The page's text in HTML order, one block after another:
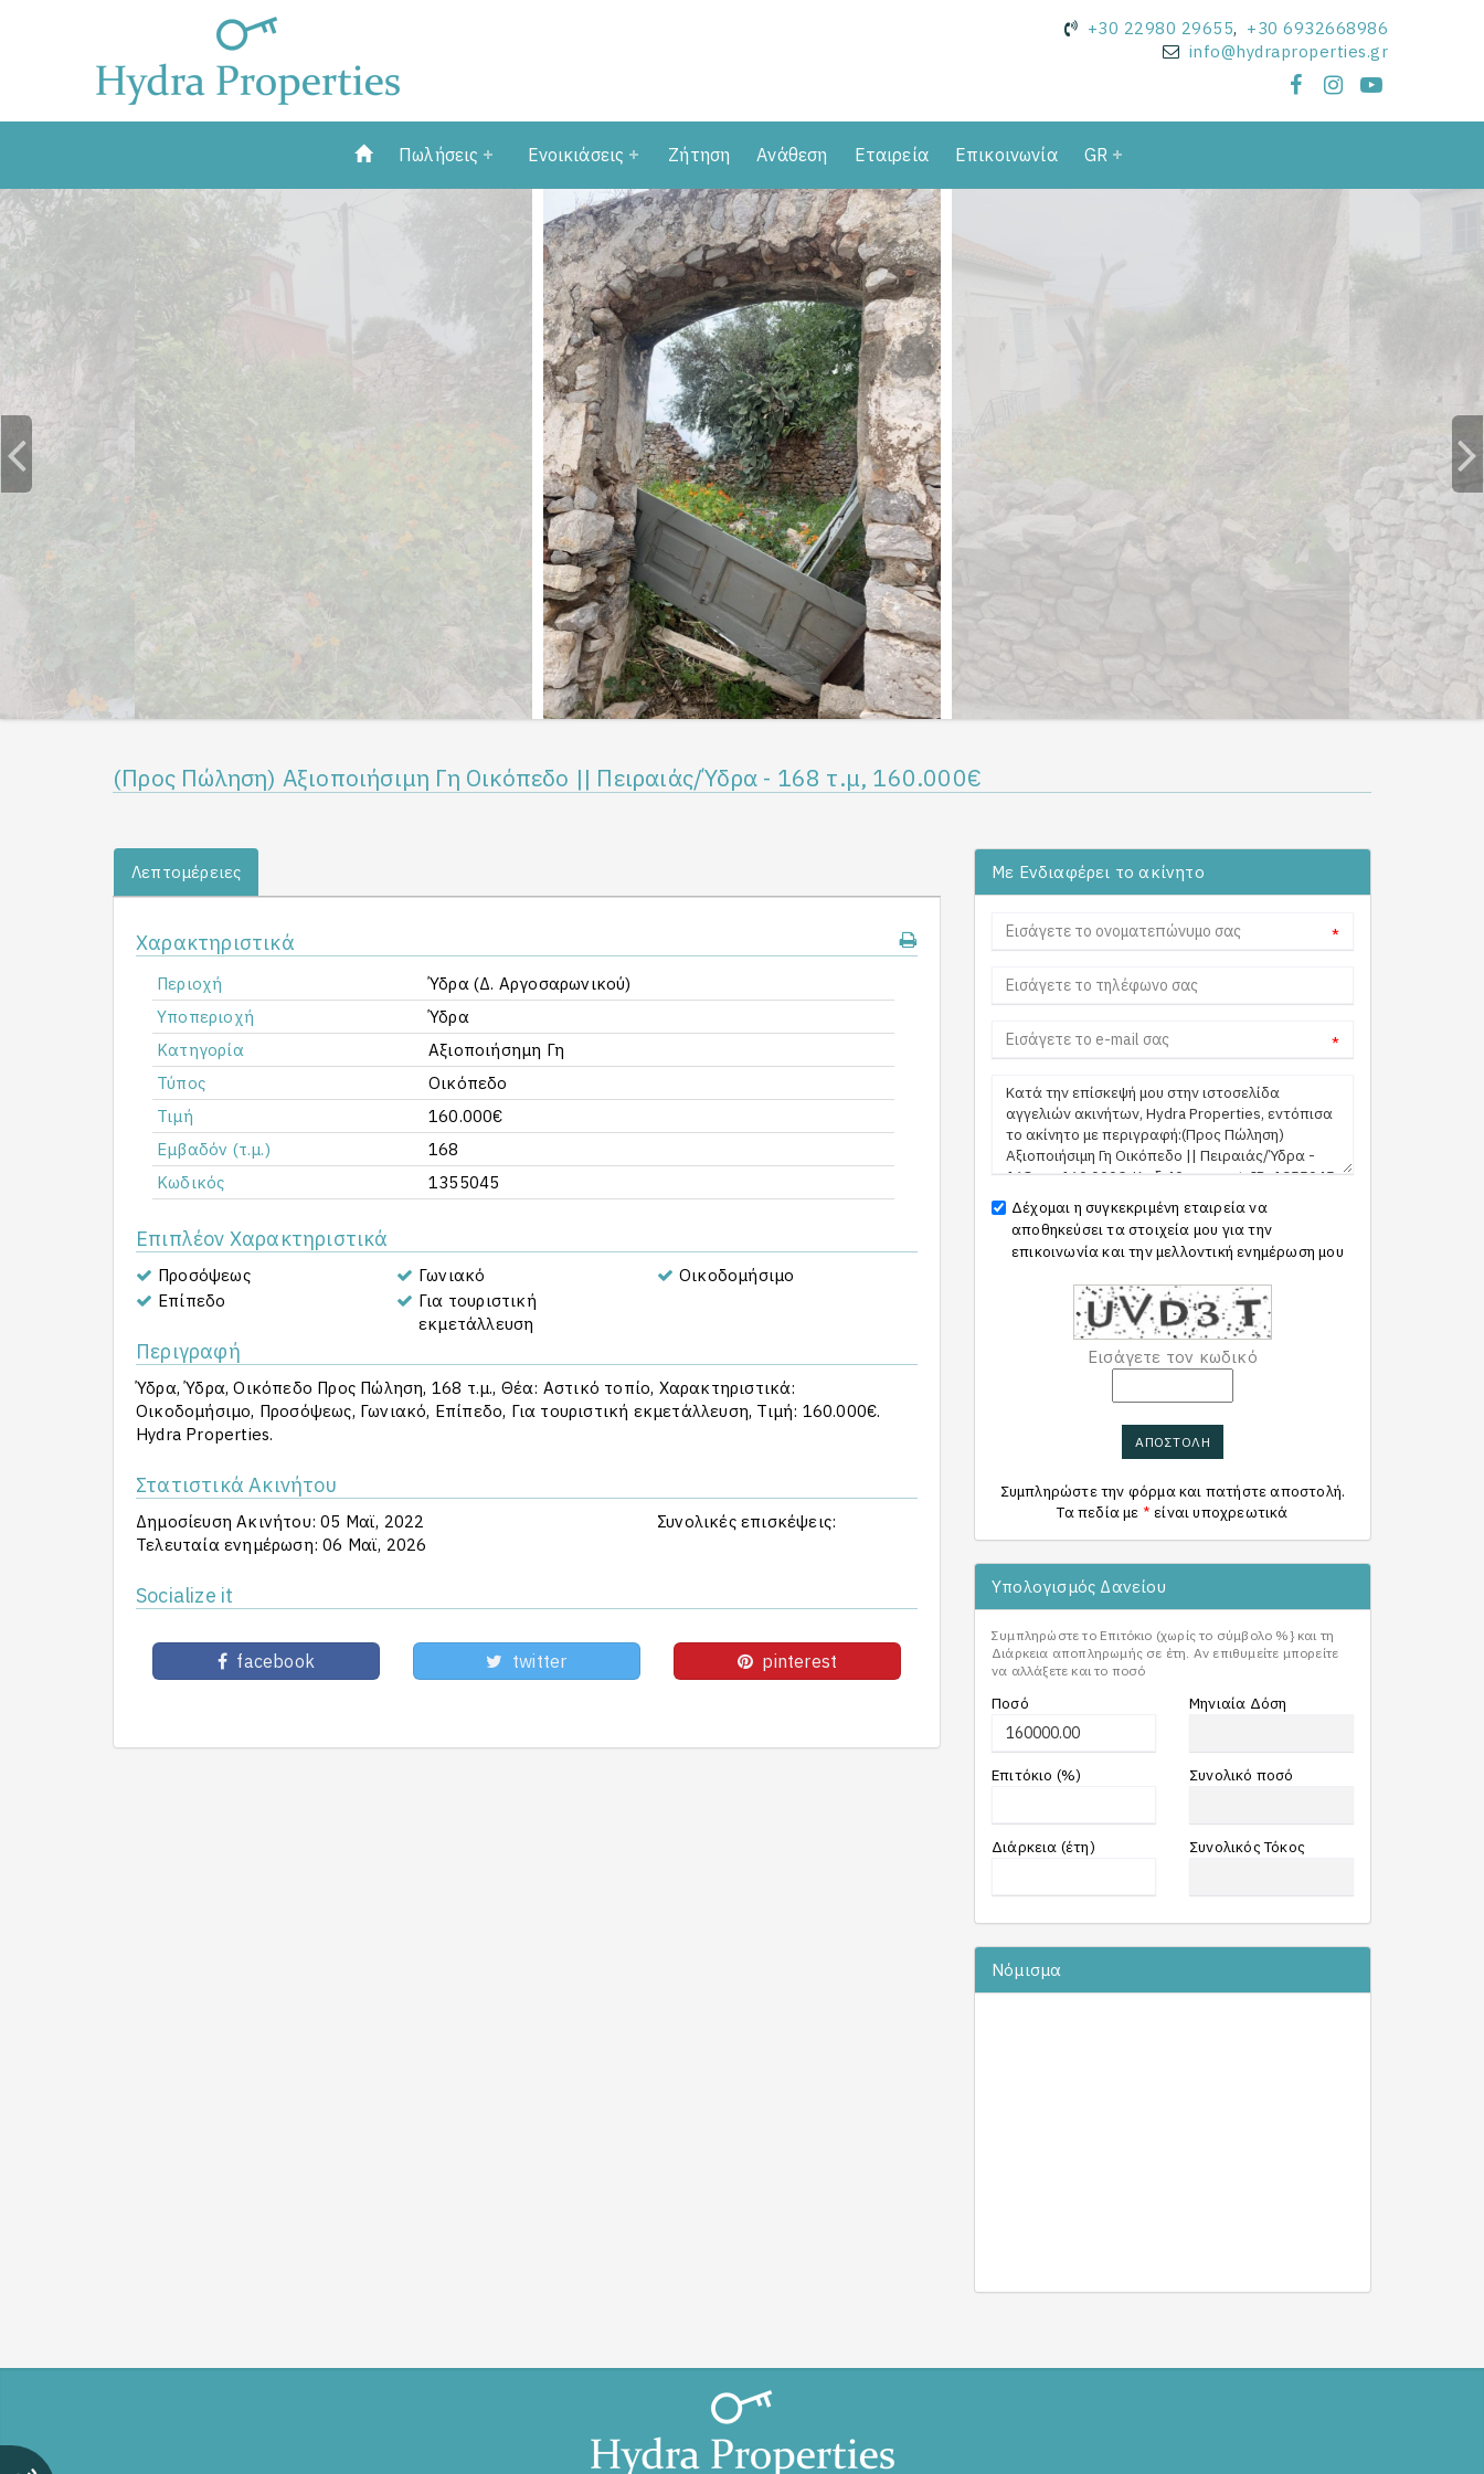
+30 22980 29655, +30 6932668986
info@hydraproperties.gr
Πωλήσεις Ενοικιάσεις Ζήτηση Ανάθεση Εταιρεία Επικοινωνία GR
(Προς Πώληση) Αξιοποιήσιμη Γη Οικόπεδο || Πειραιάς/Ύδρα - 168 τ.μ, 160.000€
Λεπτομέρειες
Χαρακτηριστικά
Περιοχή
Ύδρα (Δ. Αργοσαρωνικού)
Υποπεριοχή
Ύδρα
Κατηγορία
Αξιοποιήσημη Γη
Τύπος
Οικόπεδο
Τιμή
160.000€
Εμβαδόν (τ.μ.)
168
Κωδικός
1355045
Επιπλέον Χαρακτηριστικά
Προσόψεως Γωνιακό
Οικοδομήσιμο
Επίπεδο
Για τουριστική
εκμετάλλευση
Περιγραφή
Ύδρα, Ύδρα, Οικόπεδο Προς Πώληση, 168 τ.μ., Θέα: Αστικό τοπίο, Χαρακτηριστικά:
Οικοδομήσιμο, Προσόψεως, Γωνιακό, Επίπεδο, Για τουριστική εκμετάλλευση, Τιμή: 160.000€.
Hydra Properties.
Στατιστικά Ακινήτου
Δημοσίευση Ακινήτου: 05 Μαϊ, 2022
Τελευταία ενημέρωση: 06 Μαϊ, 2026
Συνολικές επισκέψεις:
Socialize it
facebook twitter pinterest
Με Ενδιαφέρει το ακίνητο
*
*
Δέχομαι η συγκεκριμένη εταιρεία να
αποθηκεύσει τα στοιχεία μου για την
επικοινωνία και την μελλοντική ενημέρωση μου
Εισάγετε τον κωδικό
ΑΠΟΣΤΟΛΗ
Συμπληρώστε την φόρμα και πατήστε αποστολή.
Τα πεδία με * είναι υποχρεωτικά
Υπολογισμός Δανείου
Συμπληρώστε το Επιτόκιο (χωρίς το σύμβολο %} και τη
Διάρκεια αποπληρωμής σε έτη. Αν επιθυμείτε μπορείτε
να αλλάξετε και το ποσό
Ποσό
Επιτόκιο (%)
Διάρκεια (έτη)
Μηνιαία Δόση
Συνολικό ποσό
Συνολικός Τόκος
Νόμισμα